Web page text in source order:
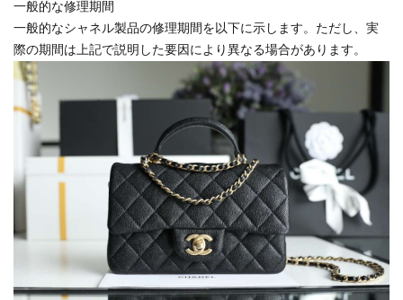
一般的な修理期間
一般的なシャネル製品の修理期間を以下に示します。ただし、実
際の期間は上記で説明した要因により異なる場合があります。